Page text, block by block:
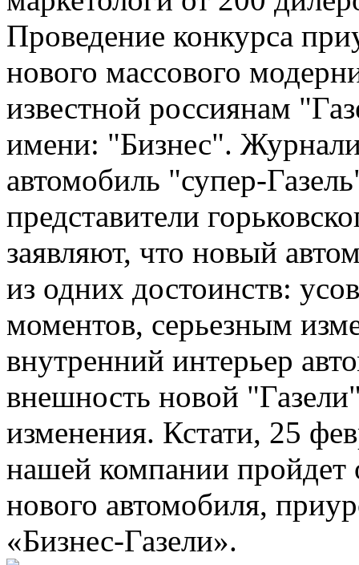
Проведение конкурса
нового массового
известной россиянам
имени: "Бизнес".
автомобиль "супер-
представители
заявляют, что новый
из одних достоинств:
моментов, серьезным
внутренний интерьер
внешность новой
изменения. Кстати, 25
нашей компании пройдет
нового автомобиля,
«Бизнес-Газели».